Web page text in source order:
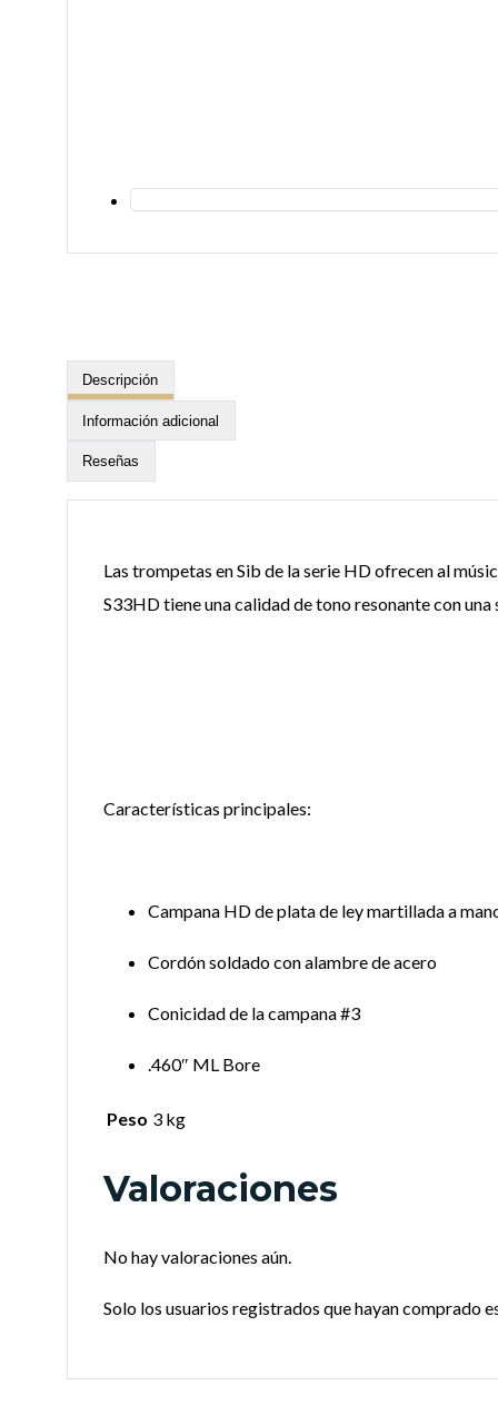
Descripción
Información adicional
Reseñas
Las trompetas en Sib de la serie HD ofrecen al
S33HD tiene una calidad de tono resonante con una
Características principales:
Campana HD de plata de ley martillada a
Cordón soldado con alambre de acero
Conicidad de la campana #3
.460″ ML Bore
Peso 3 kg
Valoraciones
No hay valoraciones aún.
Solo los usuarios registrados que hayan comprado